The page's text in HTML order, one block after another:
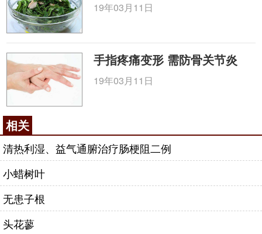
19年03月11日
手指疼痛变形 需防骨关节炎
19年03月11日
相关
清热利湿、益气通腑治疗肠梗阻二例
小蜡树叶
无患子根
头花蓼